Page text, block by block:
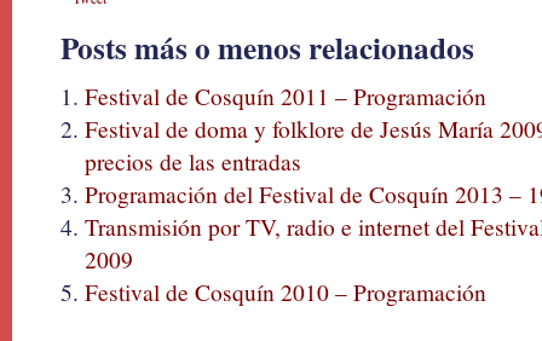
Posts más o menos relacionados
Festival de Cosquín 2011 – Programación
Festival de doma y folklore de Jesús María
precios de las entradas
Programación del Festival de Cosquín 2013 –
Transmisión por TV, radio e internet del
2009
Festival de Cosquín 2010 – Programación